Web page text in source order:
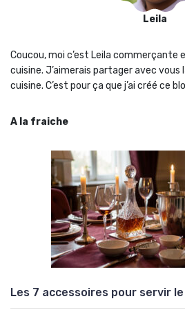
Leila
Coucou, moi c’est Leila
cuisine. J’aimerais partager avec vous
cuisine. C’est pour ça que j’ai créé ce
A la fraiche
Les 7 accessoires pour servir